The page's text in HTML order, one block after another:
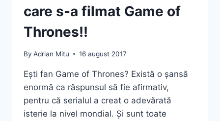
care s-a filmat Game of
Thrones!!
By Adrian Mitu 16 august 2017
Ești fan Game of Thrones? Există o șansă
enormă ca răspunsul să fie afirmativ,
pentru că serialul a creat o adevărată
isterie la nivel mondial. Și sunt toate